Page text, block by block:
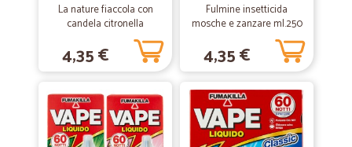
La nature fiaccola con
candela citronella
4,35 €
Fulmine insetticida
mosche e zanzare ml.250
4,35 €